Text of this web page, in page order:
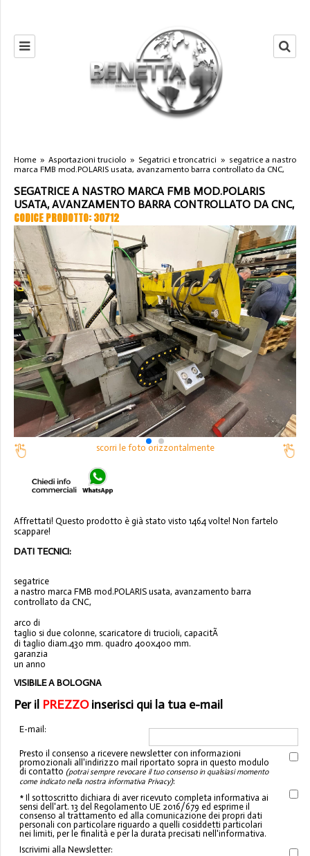
Home » Asportazioni truciolo » Segatrici e troncatrici » segatrice a nastro
marca FMB mod.POLARIS usata, avanzamento barra controllato da CNC,
SEGATRICE A NASTRO MARCA FMB MOD.POLARIS
USATA, AVANZAMENTO BARRA CONTROLLATO DA CNC,
CODICE PRODOTTO: 30712
scorri le foto orizzontalmente
Affrettati! Questo prodotto è già stato visto 1464 volte! Non fartelo
scappare!
DATI TECNICI:
segatrice
a nastro marca FMB mod.POLARIS usata, avanzamento barra
controllato da CNC,
arco di
taglio si due colonne, scaricatore di trucioli, capacitÃ
di taglio diam.430 mm. quadro 400x400 mm.
garanzia
un anno
VISIBILE A BOLOGNA
Per il PREZZOinserisci qui la tua e-mail
E-mail:
Presto il consenso a ricevere newsletter con informazioni
promozionali all'indirizzo mail riportato sopra in questo modulo
di contatto (potrai sempre revocare il tuo consenso in qualsiasi momento
come indicato nella nostra informativa Privacy):
* Il sottoscritto dichiara di aver ricevuto completa informativa ai
sensi dell'art. 13 del Regolamento UE 2016/679 ed esprime il
consenso al trattamento ed alla comunicazione dei propri dati
personali con particolare riguardo a quelli cosiddetti particolari
nei limiti, per le finalità e per la durata precisati nell'informativa.
Iscrivimi alla Newsletter: